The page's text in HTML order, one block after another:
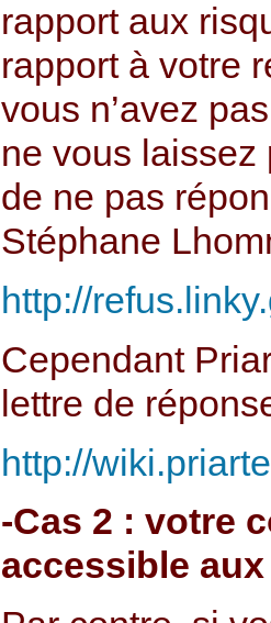
rapport aux
rapport à votre
vous n’avez
ne vous laissez
de ne pas
Stéphane
http://
Cependant
lettre de
http://
-Cas 2 : votre
accessible